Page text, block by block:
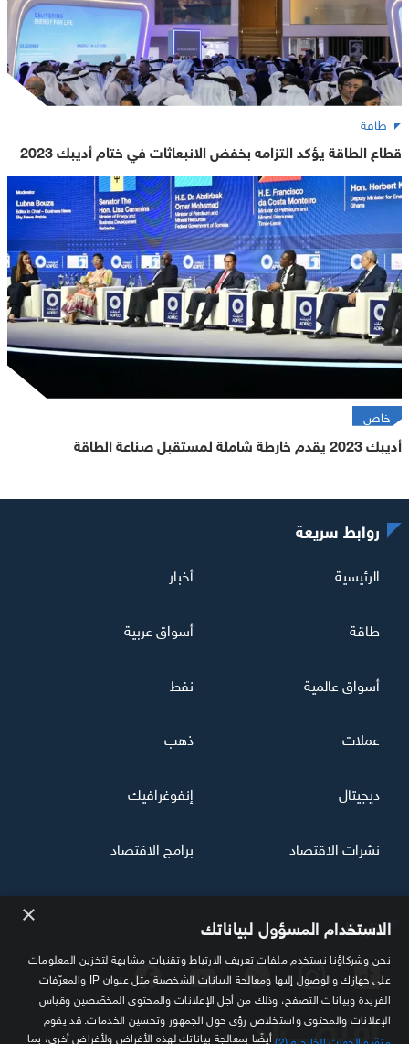
طاقة
قطاع الطاقة يؤكد التزامه بخفض الانبعاثات في ختام أديبك 2023
خاص
أديبك 2023 يقدم خارطة شاملة لمستقبل صناعة الطاقة
تابعنا
روابط سريعة
الرئيسية أخبار
طاقة أسواق عربية
أسواق عالمية نفط
عملات ذهب
ديجيتال إنفوغرافيك
نشرات الاقتصاد برامج الاقتصاد
× الاستخدام المسؤول لبياناتك
نحن وشركاؤنا نستخدم ملفات تعريف الارتباط وتقنيات مشابهة لتخزين المعلومات
على جهازك والوصول إليها ومعالجة البيانات الشخصية مثل عنوان IP والمعرّفات
الفريدة وبيانات التصفح، وذلك من أجل الإعلانات والمحتوى المخصّصين وقياس
الإعلانات والمحتوى واستخلاص رؤى حول الجمهور وتحسين الخدمات. قد يقوم
مزوّدو الجهات الخارجية (2)
أيضًا بمعالجة بياناتك لهذه الأغراض ولأغراض أخرى، بما